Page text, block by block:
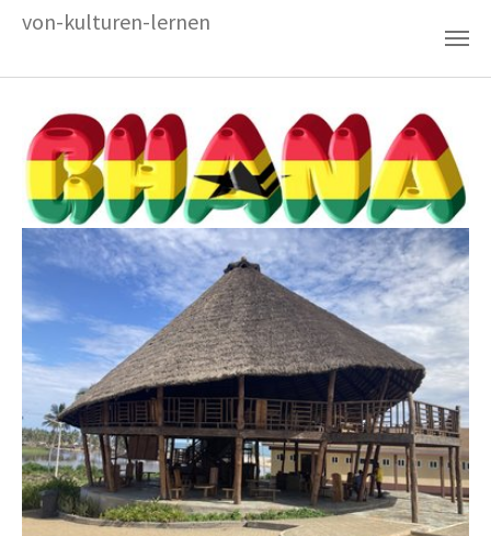
Zum Hauptinhalt springen
von-kulturen-lernen